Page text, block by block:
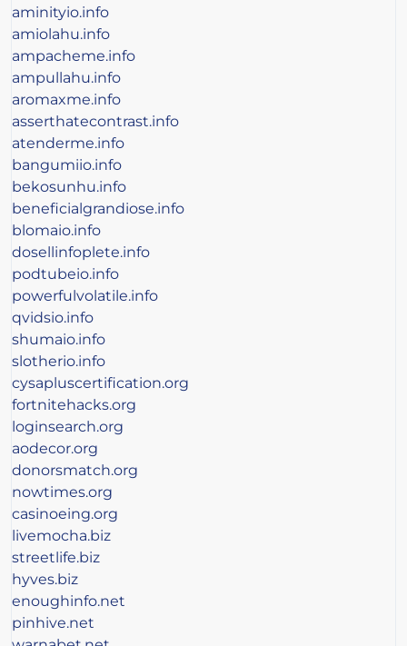
aminityio.info
amiolahu.info
ampacheme.info
ampullahu.info
aromaxme.info
asserthatecontrast.info
atenderme.info
bangumiio.info
bekosunhu.info
beneficialgrandiose.info
blomaio.info
dosellinfoplete.info
podtubeio.info
powerfulvolatile.info
qvidsio.info
shumaio.info
slotherio.info
cysapluscertification.org
fortnitehacks.org
loginsearch.org
aodecor.org
donorsmatch.org
nowtimes.org
casinoeing.org
livemocha.biz
streetlife.biz
hyves.biz
enoughinfo.net
pinhive.net